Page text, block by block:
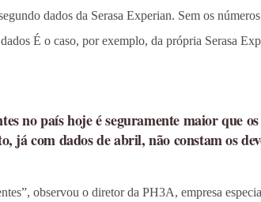
dados da Serasa Experian. Sem os
É o caso, por exemplo, da própria Serasa
país hoje é seguramente maior que
com dados de abril, não constam os
observou o diretor da PH3A, empresa